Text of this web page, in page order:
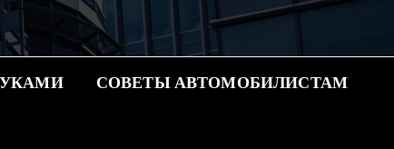
СОВЕТЫ АВТОМОБИЛИСТАМ